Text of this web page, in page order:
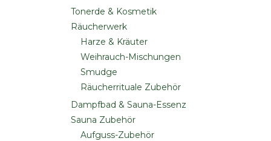
Tonerde & Kosmetik
Räucherwerk
Harze & Kräuter
Weihrauch-Mischungen
Smudge
Räucherrituale Zubehör
Dampfbad & Sauna-Essenz
Sauna Zubehör
Aufguss-Zubehör